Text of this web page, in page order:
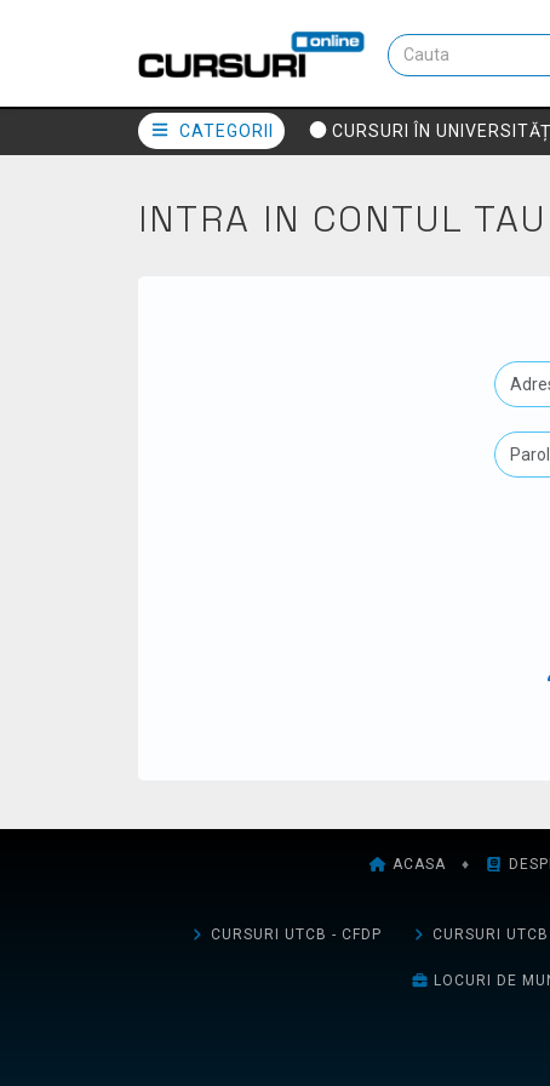
CATEGORII CURSURI ÎN
INTRA IN CONTUL TAU
ACASA ♦
CURSURI UTCB - CFDP CURSURI
LOCURI DE